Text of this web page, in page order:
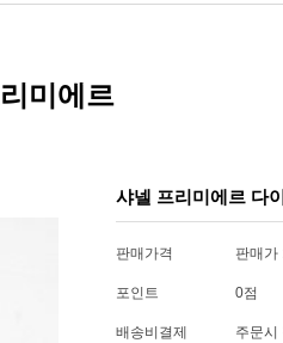
미에르
샤넬 프리미에르 다
판매가격 판매가
포인트 0점
배송비결제 주문시